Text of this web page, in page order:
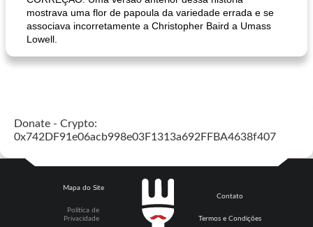
mostrava uma flor de papoula da variedade errada e se
associava incorretamente a Christopher Baird a Umass
Lowell.
Donate - Crypto:
0x742DF91e06acb998e03F1313a692FFBA4638f407
Mapa do Site
Política de
Privacidade
Contato
Termos e Condições